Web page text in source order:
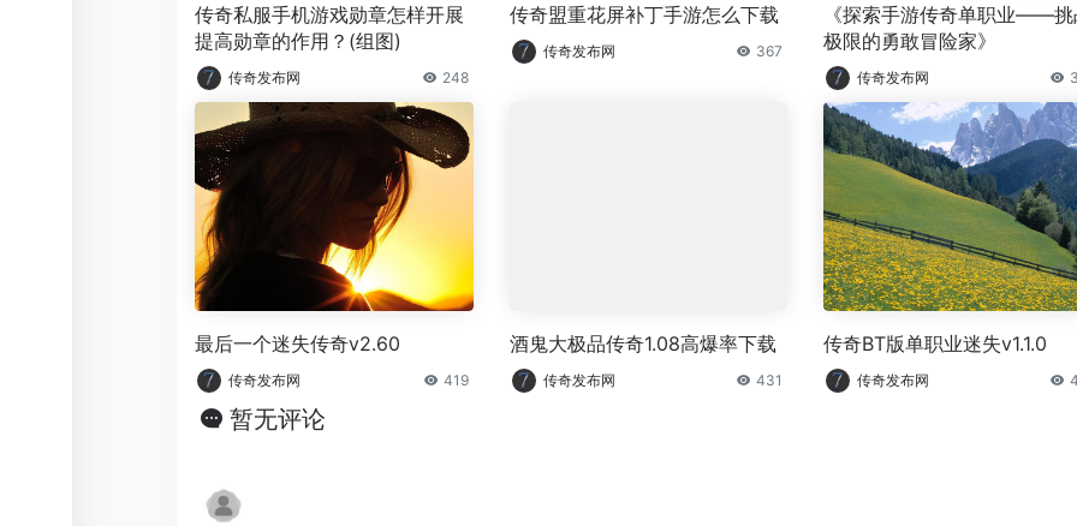
传奇私服手机游戏勋章怎样开展
提高勋章的作用？(组图)
传奇发布网 248
传奇盟重花屏补丁手游怎么下载
传奇发布网 367
《探索手游传奇单职业——
极限的勇敢冒险家》
传奇发布网
最后一个迷失传奇v2.60
传奇发布网 419
酒鬼大极品传奇1.08高爆率下载
传奇发布网 431
传奇BT版单职业迷失v1.1.0
传奇发布网
暂无评论